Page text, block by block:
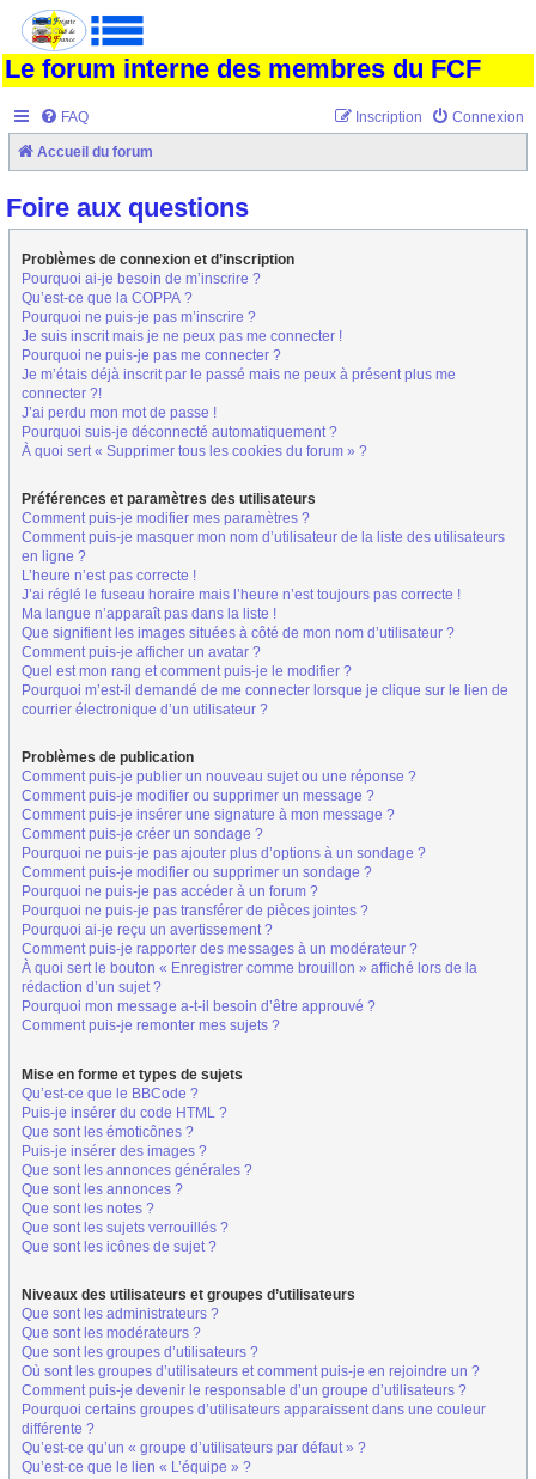
Le forum interne des membres du FCF
FAQ Connexion
Inscription
Accueil du forum
Foire aux questions
Problèmes de connexion et d’inscription
Pourquoi ai-je besoin de m’inscrire ?
Qu’est-ce que la COPPA ?
Pourquoi ne puis-je pas m’inscrire ?
Je suis inscrit mais je ne peux pas me connecter !
Pourquoi ne puis-je pas me connecter ?
Je m’étais déjà inscrit par le passé mais ne peux à présent plus me
connecter ?!
J’ai perdu mon mot de passe !
Pourquoi suis-je déconnecté automatiquement ?
À quoi sert « Supprimer tous les cookies du forum » ?
Préférences et paramètres des utilisateurs
Comment puis-je modifier mes paramètres ?
Comment puis-je masquer mon nom d’utilisateur de la liste des utilisateurs
en ligne ?
L’heure n’est pas correcte !
J’ai réglé le fuseau horaire mais l’heure n’est toujours pas correcte !
Ma langue n’apparaît pas dans la liste !
Que signifient les images situées à côté de mon nom d’utilisateur ?
Comment puis-je afficher un avatar ?
Quel est mon rang et comment puis-je le modifier ?
Pourquoi m’est-il demandé de me connecter lorsque je clique sur le lien de
courrier électronique d’un utilisateur ?
Problèmes de publication
Comment puis-je publier un nouveau sujet ou une réponse ?
Comment puis-je modifier ou supprimer un message ?
Comment puis-je insérer une signature à mon message ?
Comment puis-je créer un sondage ?
Pourquoi ne puis-je pas ajouter plus d’options à un sondage ?
Comment puis-je modifier ou supprimer un sondage ?
Pourquoi ne puis-je pas accéder à un forum ?
Pourquoi ne puis-je pas transférer de pièces jointes ?
Pourquoi ai-je reçu un avertissement ?
Comment puis-je rapporter des messages à un modérateur ?
À quoi sert le bouton « Enregistrer comme brouillon » affiché lors de la
rédaction d’un sujet ?
Pourquoi mon message a-t-il besoin d’être approuvé ?
Comment puis-je remonter mes sujets ?
Mise en forme et types de sujets
Qu’est-ce que le BBCode ?
Puis-je insérer du code HTML ?
Que sont les émoticônes ?
Puis-je insérer des images ?
Que sont les annonces générales ?
Que sont les annonces ?
Que sont les notes ?
Que sont les sujets verrouillés ?
Que sont les icônes de sujet ?
Niveaux des utilisateurs et groupes d’utilisateurs
Que sont les administrateurs ?
Que sont les modérateurs ?
Que sont les groupes d’utilisateurs ?
Où sont les groupes d’utilisateurs et comment puis-je en rejoindre un ?
Comment puis-je devenir le responsable d’un groupe d’utilisateurs ?
Pourquoi certains groupes d’utilisateurs apparaissent dans une couleur
différente ?
Qu’est-ce qu’un « groupe d’utilisateurs par défaut » ?
Qu’est-ce que le lien « L’équipe » ?